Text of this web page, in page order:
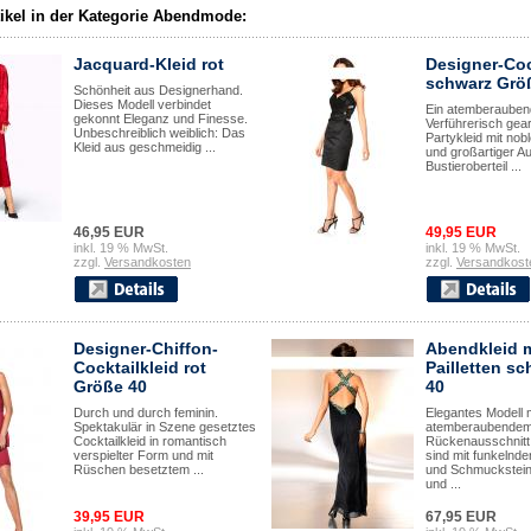
in der Kategorie Abendmode:
Jacquard-Kleid rot
Schönheit aus Designerhand.
Dieses Modell verbindet
gekonnt Eleganz und Finesse.
Unbeschreiblich weiblich: Das
Kleid aus geschmeidig ...
46,95 EUR
inkl. 19 % MwSt.
zzgl. Versandkosten
Designer-
schwarz
Ein
Verführerisch
Partykleid mit
und großartiger
Bustieroberteil ...
49,95 EUR
inkl. 19 % MwSt.
zzgl.
Designer-Chiffon-
Cocktailkleid rot
Größe 40
Durch und durch feminin.
Spektakulär in Szene gesetztes
Cocktailkleid in romantisch
verspielter Form und mit
Rüschen besetztem ...
39,95 EUR
Abendkleid
Pailletten
40
Elegantes Modell
sind mit
und
und ...
67,95 EUR